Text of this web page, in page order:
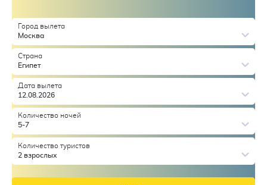
Город вылета
Москва
Страна
Египет
Дата вылета
12.08.2026
Количество ночей
5-7
Количество туристов
2 взрослых